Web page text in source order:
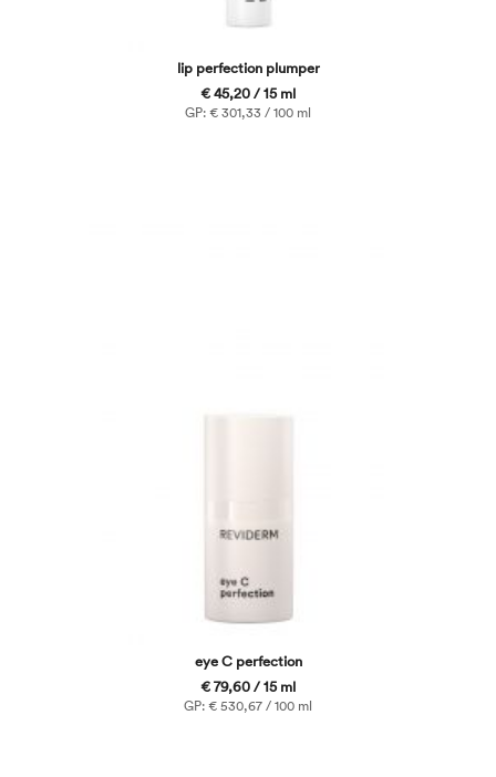
lip perfection plumper
€ 45,20 / 15 ml
GP: € 301,33 / 100 ml
eye C perfection
€ 79,60 / 15 ml
GP: € 530,67 / 100 ml